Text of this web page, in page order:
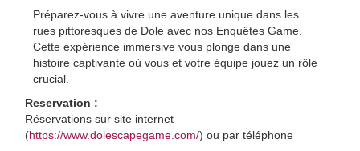
Préparez-vous à vivre une aventure unique dans les
rues pittoresques de Dole avec nos Enquêtes Game.
Cette expérience immersive vous plonge dans une
histoire captivante où vous et votre équipe jouez un rôle
crucial.
Reservation :
Réservations sur site internet
(https://www.dolescapegame.com/) ou par téléphone